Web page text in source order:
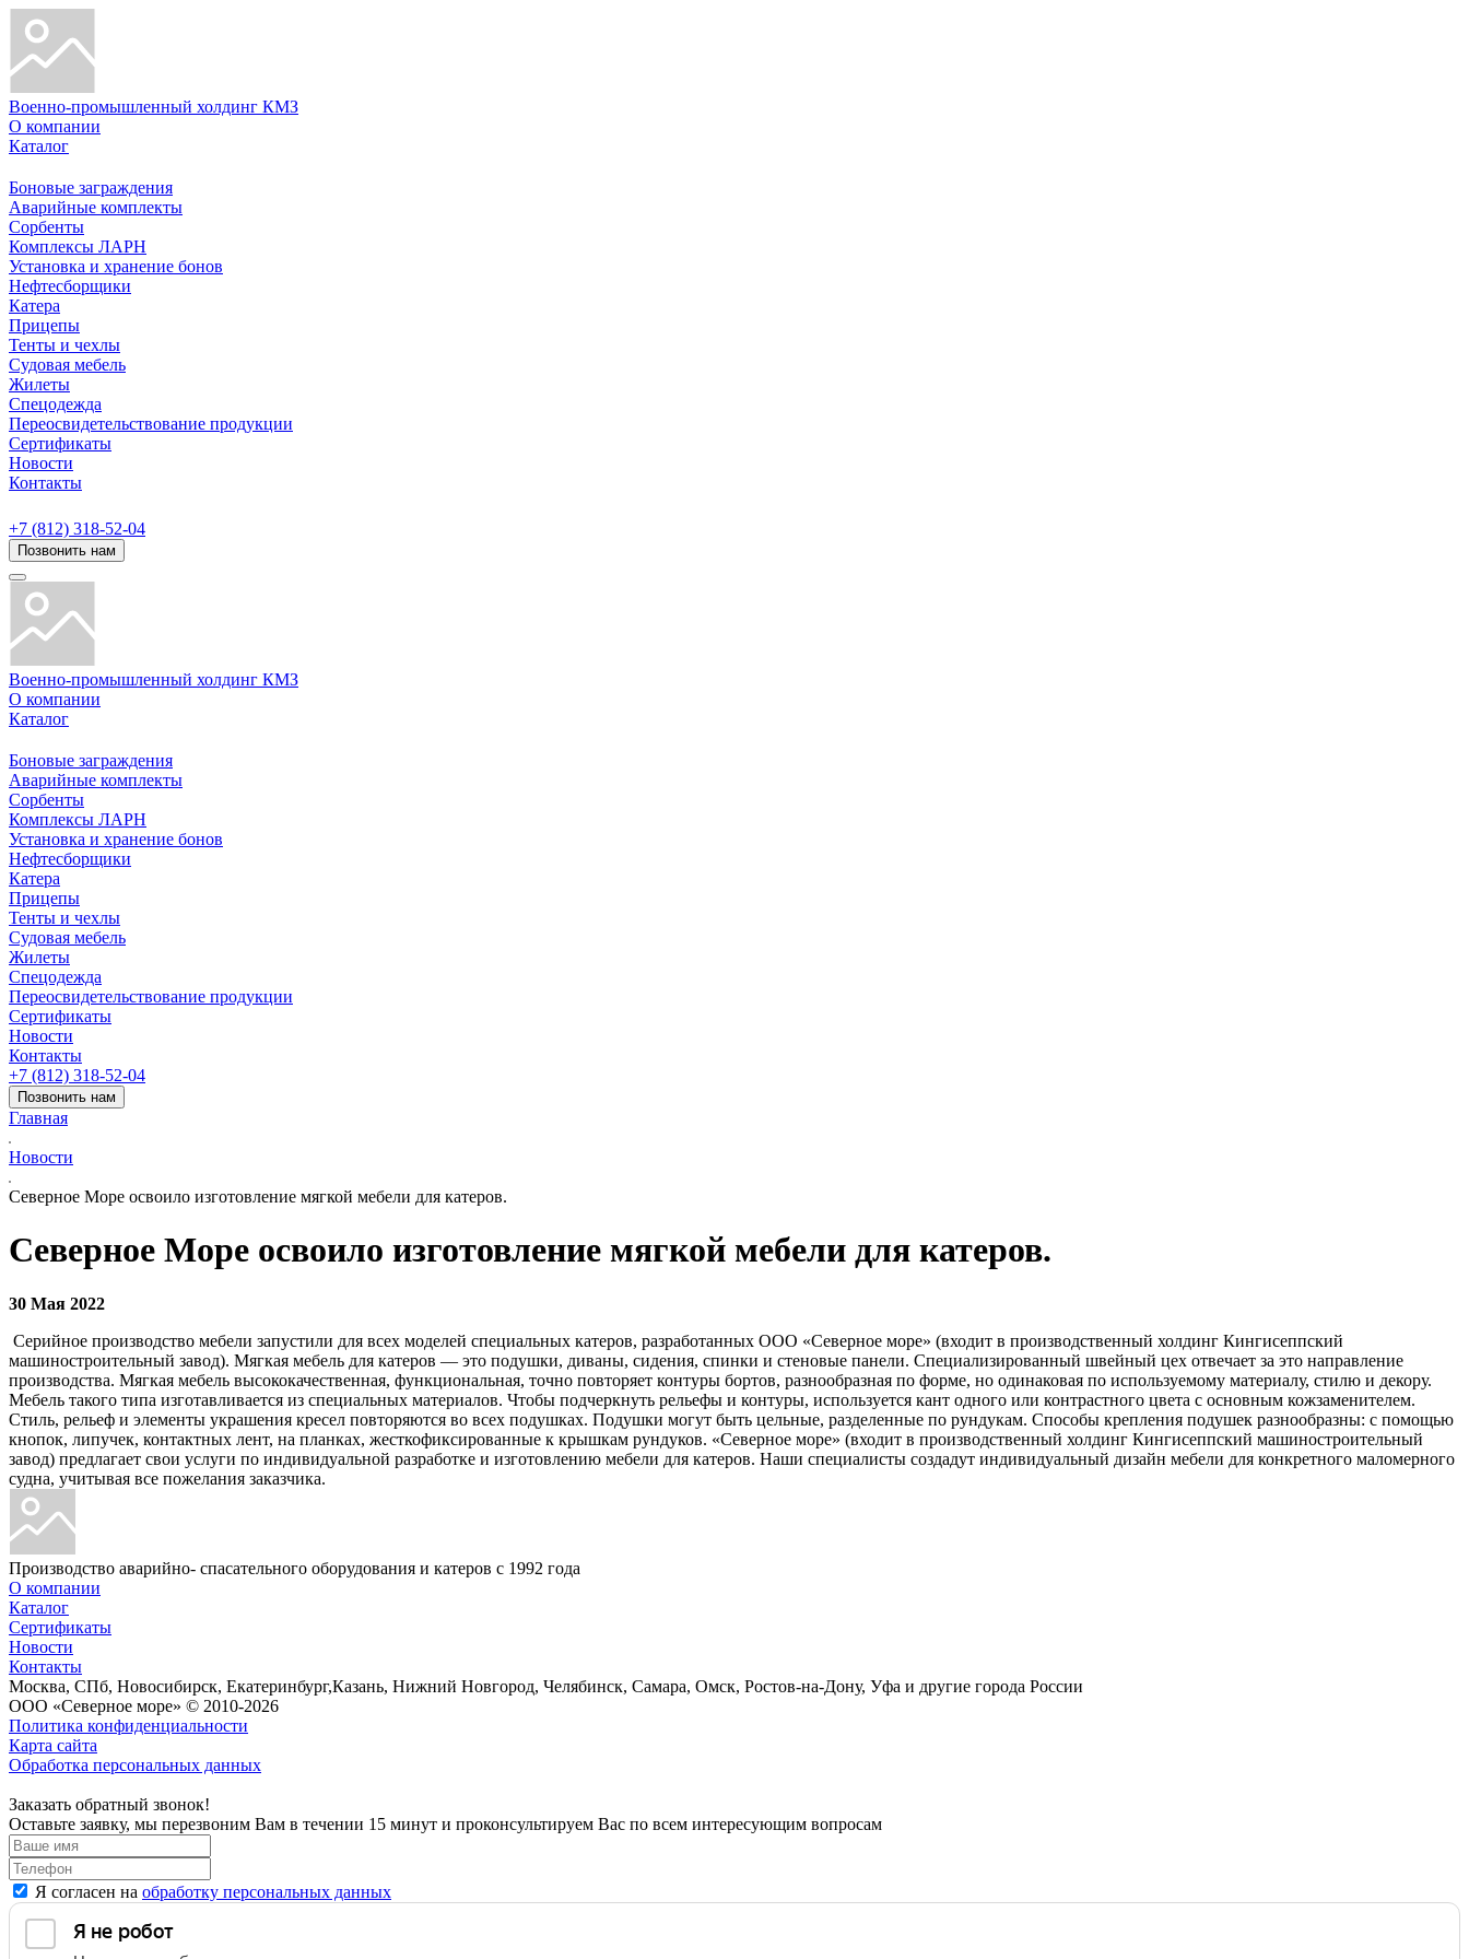
Военно-промышленный холдинг КМЗ
О компании
Каталог
Боновые заграждения
Аварийные комплекты
Сорбенты
Комплексы ЛАРН
Установка и хранение бонов
Нефтесборщики
Катера
Прицепы
Тенты и чехлы
Судовая мебель
Жилеты
Спецодежда
Переосвидетельствование продукции
Сертификаты
Новости
Контакты
+7 (812) 318-52-04
Позвонить нам
Военно-промышленный холдинг КМЗ
О компании
Каталог
Боновые заграждения
Аварийные комплекты
Сорбенты
Комплексы ЛАРН
Установка и хранение бонов
Нефтесборщики
Катера
Прицепы
Тенты и чехлы
Судовая мебель
Жилеты
Спецодежда
Переосвидетельствование продукции
Сертификаты
Новости
Контакты
+7 (812) 318-52-04
Позвонить нам
Главная
Новости
Северное Море освоило изготовление мягкой мебели для катеров.
Северное Море освоило изготовление мягкой мебели для катеров.
30 Мая 2022
Серийное производство мебели запустили для всех моделей специальных катеров, разработанных ООО «Северное море» (входит в производственный холдинг Кингисеппский
машиностроительный завод). Мягкая мебель для катеров — это подушки, диваны, сидения, спинки и стеновые панели. Специализированный швейный цех отвечает за это направление
производства. Мягкая мебель высококачественная, функциональная, точно повторяет контуры бортов, разнообразная по форме, но одинаковая по используемому материалу, стилю и декору.
Мебель такого типа изготавливается из специальных материалов. Чтобы подчеркнуть рельефы и контуры, используется кант одного или контрастного цвета с основным кожзаменителем.
Стиль, рельеф и элементы украшения кресел повторяются во всех подушках. Подушки могут быть цельные, разделенные по рундукам. Способы крепления подушек разнообразны: с помощью
кнопок, липучек, контактных лент, на планках, жесткофиксированные к крышкам рундуков. «Северное море» (входит в производственный холдинг Кингисеппский машиностроительный
завод) предлагает свои услуги по индивидуальной разработке и изготовлению мебели для катеров. Наши специалисты создадут индивидуальный дизайн мебели для конкретного маломерного
судна, учитывая все пожелания заказчика.
Производство аварийно- спасательного оборудования и катеров с 1992 года
О компании
Каталог
Сертификаты
Новости
Контакты
Москва, СПб, Новосибирск, Екатеринбург,Казань, Нижний Новгород, Челябинск, Самара, Омск, Ростов-на-Дону, Уфа и другие города России
ООО «Северное море» © 2010-2026
Политика конфиденциальности
Карта сайта
Обработка персональных данных
Заказать обратный звонок!
Оставьте заявку, мы перезвоним Вам в течении 15 минут и проконсультируем Вас по всем интересующим вопросам
Я согласен на обработку персональных данных